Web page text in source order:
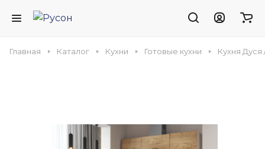
Главная Каталог Кухни Готовые кухни Кухня Дуся